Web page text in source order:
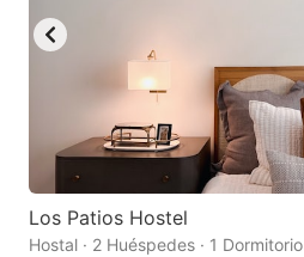
Los Patios Hostel
Hostal · 2 Huéspedes · 1 Dormitorio